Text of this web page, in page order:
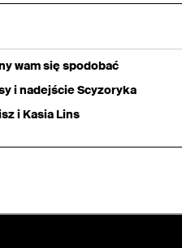
wam się spodobać
i nadejście Scyzoryka
i Kasia Lins